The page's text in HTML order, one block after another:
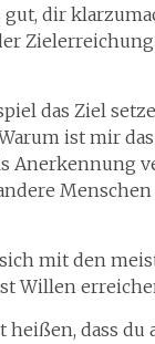
dir
das Ziel
ist mir
Anerkennung
mit den
Willen
dass